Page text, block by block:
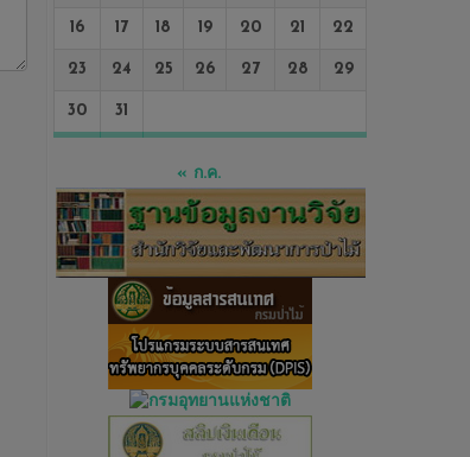
16 17 18 19 20 21 22
23 24 25 26 27 28 29
30 31
« ก.ค.